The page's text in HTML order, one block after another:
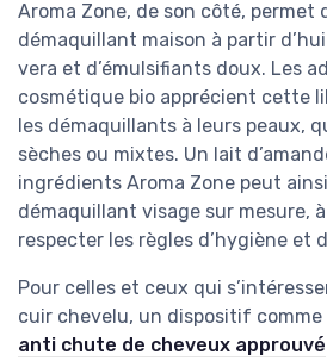
Aroma Zone, de son côté, permet
démaquillant maison à partir
vera et d’émulsifiants doux. Les
cosmétique bio apprécient cette
les démaquillants à leurs peaux,
sèches ou mixtes. Un lait
ingrédients Aroma Zone peut
démaquillant visage sur mesure,
respecter les règles d’hygiène et
Pour celles et ceux qui
cuir chevelu, un dispositif comme
anti chute de cheveux approuvé